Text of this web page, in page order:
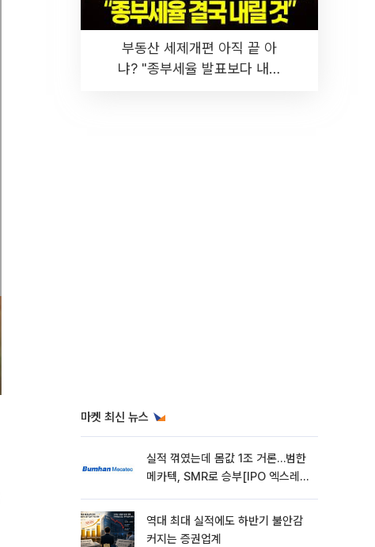
부동산 세제개편 아직 끝 아
냐? "종부세율 발표보다 내릴
마켓 최신 뉴스
실적 꺾였는데 몸값 1조 거론…범한
메카텍, SMR로 승부[IPO 엑스레
역대 최대 실적에도 하반기 불안감
커지는 증권업계